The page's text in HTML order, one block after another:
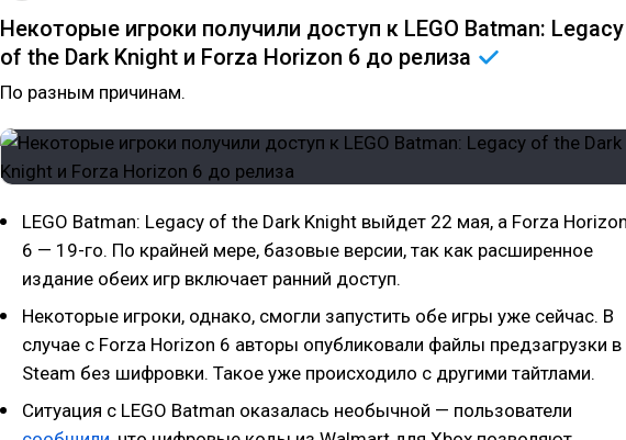
Некоторые игроки получили доступ к LEGO Batman: Legacy
of the Dark Knight и Forza Horizon 6 до релиза
По разным причинам.
LEGO Batman: Legacy of the Dark Knight выйдет 22 мая, а Forza
6 — 19-го. По крайней мере, базовые версии, так как расширенное
издание обеих игр включает ранний доступ.
Некоторые игроки, однако, смогли запустить обе игры уже сейчас. В
случае с Forza Horizon 6 авторы опубликовали файлы предзагрузки в
Steam без шифровки. Такое уже происходило с другими тайтлами.
Ситуация с LEGO Batman оказалась необычной — пользователи